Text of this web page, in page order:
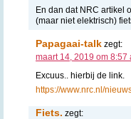
En dan dat NRC artikel
(maar niet elektrisch)
Papagaai-talk zegt:
maart 14, 2019 om 8:57
Excuus.. hierbij de link.
https://www.nrc.nl/
Fiets. zegt: